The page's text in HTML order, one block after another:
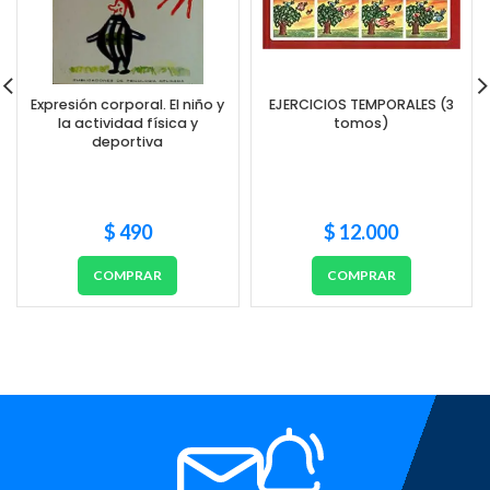
Expresión corporal. El niño y
la actividad física y
deportiva
$490
COMPRAR
EJERCICIOS TEMPORALES (3
tomos)
$ 12.000
COMPRAR